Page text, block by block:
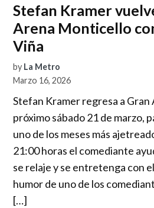
Stefan Kramer
Arena Monticello
Viña
by La Metro
Marzo 16, 2026
Stefan Kramer regresa a
próximo sábado 21 de marzo,
uno de los meses más
21:00 horas el comediante
se relaje y se entretenga con
humor de uno de los
[…]